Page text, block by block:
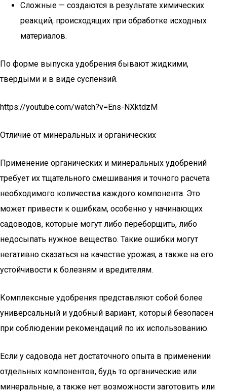
Сложные — создаются в результате химических
реакций, происходящих при обработке исходных
материалов.
По форме выпуска удобрения бывают жидкими,
твердыми и в виде суспензий.
https://youtube.com/watch?v=Ens-NXktdzM
Отличие от минеральных и органических
Применение органических и минеральных удобрений
требует их тщательного смешивания и точного расчета
необходимого количества каждого компонента. Это
может привести к ошибкам, особенно у начинающих
садоводов, которые могут либо переборщить, либо
недосыпать нужное вещество. Такие ошибки могут
негативно сказаться на качестве урожая, а также на его
устойчивости к болезням и вредителям.
Комплексные удобрения представляют собой более
универсальный и удобный вариант, который безопасен
при соблюдении рекомендаций по их использованию.
Если у садовода нет достаточного опыта в применении
отдельных компонентов, будь то органические или
минеральные, а также нет возможности заготовить или